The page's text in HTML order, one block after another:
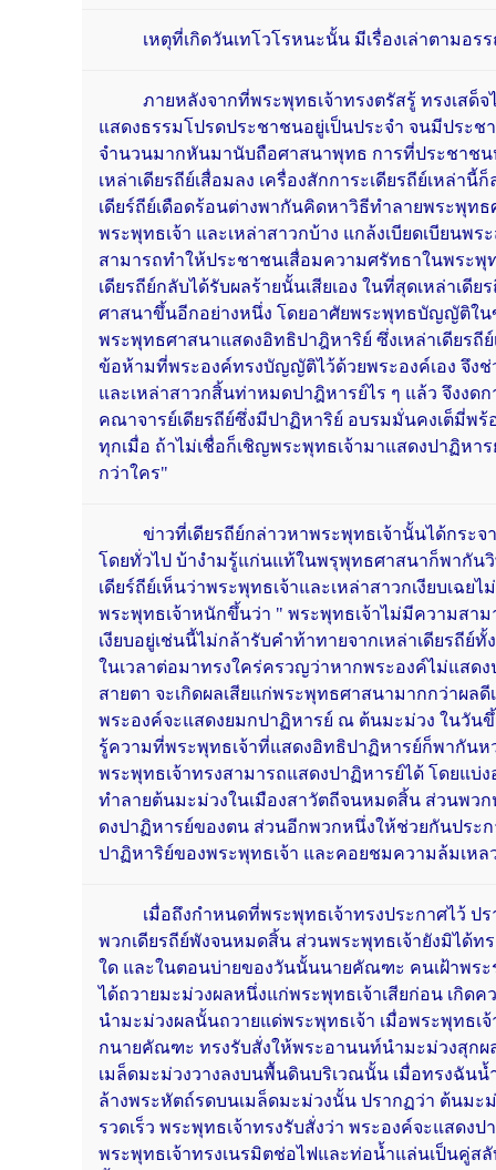
เหตุที่เกิดวันเทโวโรหนะนั้น มีเรื่องเล่าตามอรร
ภายหลังจากที่พระพุทธเจ้าทรงตรัสรู้ ทรงเสด็จ
แสดงธรรมโปรดประชาชนอยู่เป็นประจำ จนมีประ
จำนวนมากหันมานับถือศาสนาพุทธ การที่ประชาช
เหล่าเดียรถีย์เสื่อมลง เครื่องสักการะเดียรถีย์เหล่า
เดียร์ถีย์เดือดร้อนต่างพากันคิดหาวิธีทำลายพระพุท
พระพุทธเจ้า และเหล่าสาวกบ้าง แกล้งเบียดเบียนพ
สามารถทำให้ประชาชนเสื่อมความศรัทธาในพระ
เดียรถีย์กลับได้รับผลร้ายนั้นเสียเอง ในที่สุดเหล่าเดี
ศาสนาขึ้นอีกอย่างหนึ่ง โดยอาศัยพระพุทธบัญญัติใ
พระพุทธศาสนาแสดงอิทธิปาฎิหาริย์ ซึ่งเหล่าเดียรถี
ข้อห้ามที่พระองค์ทรงบัญญัติไว้ด้วยพระองค์เอง จึงช่
และเหล่าสาวกสิ้นท่าหมดปาฎิหารย์ไร ๆ แล้ว จึงงด
คณาจารย์เดียรถีย์ซึ่งมีปาฏิหาริย์ อบรมมั่นคงเต็มี่พร้
ทุกเมื่อ ถ้าไม่เชื่อก็เชิญพระพุทธเจ้ามาแสดงปาฏิหา
กว่าใคร"
ข่าวที่เดียรถีย์กล่าวหาพระพุทธเจ้านั้นได้กระจา
โดยทั่วไป บ้างำมรู้แก่นแท้ในพรุพุทธศาสนาก็พากัน
เดียร์ถีย์เห็นว่าพระพุทธเจ้าและเหล่าสาวกเงียบเฉย
พระพุทธเจ้าหนักขึ้นว่า " พระพุทธเจ้าไม่มีความสา
เงียบอยู่เช่นนี้ไม่กล้ารับคำท้าทายจากเหล่าเดียรถีย์
ในเวลาต่อมาทรงใคร่ครวญว่าหากพระองค์ไม่แสด
สายตา จะเกิดผลเสียแก่พระพุทธศาสนามากกว่าผล
พระองค์จะแสดงยมกปาฏิหารย์ ณ ต้นมะม่วง ในวันขึ้
รู้ความที่พระพุทธเจ้าที่แสดงอิทธิปาฏิหารย์ก็พากัน
พระพุทธเจ้าทรงสามารถแสดงปาฏิหารย์ได้ โดยแบ่
ทำลายต้นมะม่วงในเมืองสาวัตถีจนหมดสิ้น ส่วนพว
ดงปาฏิหารย์ของตน ส่วนอีกพวกหนึ่งให้ช่วยกันประ
ปาฏิหาริย์ของพระพุทธเจ้า และคอยชมความล้มเห
เมื่อถึงกำหนดที่พระพุทธเจ้าทรงประกาศไว้ ป
พวกเดียรถีย์พังจนหมดสิ้น ส่วนพระพุทธเจ้ายังมิได้ท
ใด และในตอนบ่ายของวันนั้นนายคัณฑะ คนเฝ้าพระ
ได้ถวายมะม่วงผลหนึ่งแก่พระพุทธเจ้าเสียก่อน เกิด
นำมะม่วงผลนั้นถวายแด่พระพุทธเจ้า เมื่อพระพุทธเ
กนายคัณฑะ ทรงรับสั่งให้พระอานนท์นำมะม่วงสุกผ
เมล็ดมะม่วงวางลงบนพื้นดินบริเวณนั้น เมื่อทรงฉัน
ล้างพระหัตถ์รดบนเมล็ดมะม่วงนั้น ปรากฏว่า ต้นมะ
รวดเร็ว พระพุทธเจ้าทรงรับสั่งว่า พระองค์จะแสดง
พระพุทธเจ้าทรงเนรมิตช่อไฟและท่อน้ำแล่นเป็นคู่ส